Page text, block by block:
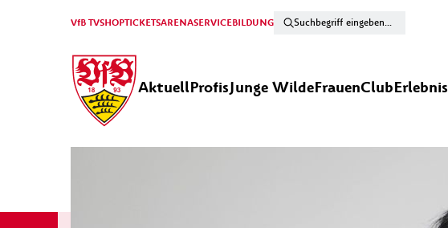
VfB TVSHOPTICKETSARENASERVICEBILDUNG
AktuellProfisJunge WildeFrauenClubErlebnis